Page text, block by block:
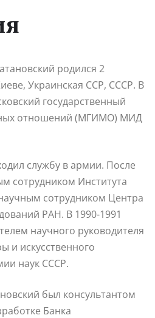
родился 2
Украинская ССР, СССР. В
государственный
отношений (МГИМО) МИД
службу в армии. После
сотрудником Института
сотрудником Центра
РАН. В 1990-1991
научного руководителя
и искусственного
наук СССР.
был консультантом
Банка